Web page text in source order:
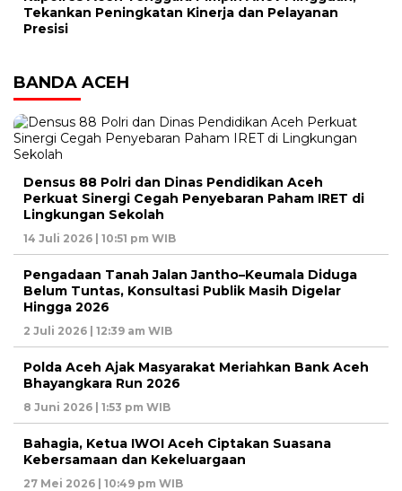
Tekankan Peningkatan Kinerja dan Pelayanan
Presisi
BANDA ACEH
Densus 88 Polri dan Dinas Pendidikan Aceh
Perkuat Sinergi Cegah Penyebaran Paham IRET di
Lingkungan Sekolah
14 Juli 2026 | 10:51 pm WIB
Pengadaan Tanah Jalan Jantho–Keumala Diduga
Belum Tuntas, Konsultasi Publik Masih Digelar
Hingga 2026
2 Juli 2026 | 12:39 am WIB
Polda Aceh Ajak Masyarakat Meriahkan Bank Aceh
Bhayangkara Run 2026
8 Juni 2026 | 1:53 pm WIB
Bahagia, Ketua IWOI Aceh Ciptakan Suasana
Kebersamaan dan Kekeluargaan
27 Mei 2026 | 10:49 pm WIB